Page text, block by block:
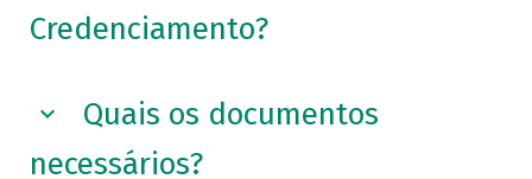
Credenciamento?
Quais os documentos
necessários?